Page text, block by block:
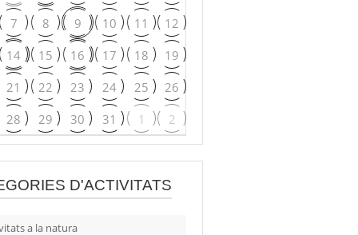
7
8 9 10 11
12
14
15 16 17 18
19
21
22 23 24 25
26
28
29 30 31 1 2
D'ACTIVITATS
a la natura